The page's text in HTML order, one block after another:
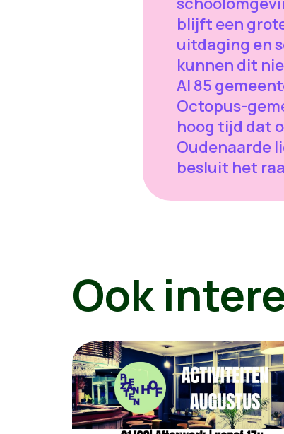
blijft een
uitdaging en
kunnen dit
Al 85
Octopus-
hoog tijd dat
Oudenaarde
besluit het
Ook